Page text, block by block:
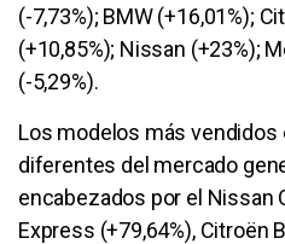
(-7,73%); BMW (+16,01%);
(+10,85%); Nissan (+23%);
(-5,29%).
Los modelos más vendidos
diferentes del mercado
encabezados por el Nissan
Express (+79,64%), Citroën